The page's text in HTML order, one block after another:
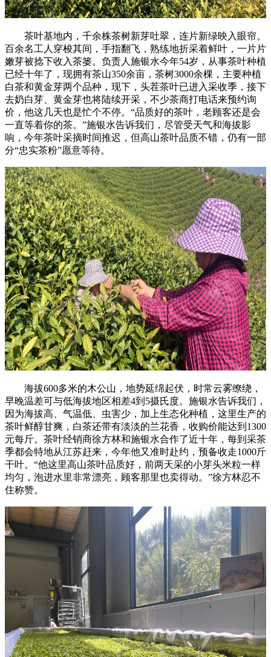
茶叶基地内，千余株茶树新芽吐翠，连片新绿映入眼帘。
百余名工人穿梭其间，手指翻飞，熟练地折采着鲜叶，一片片
嫩芽被捻下收入茶篓。负责人施银水今年54岁，从事茶叶种植
已经十年了，现拥有茶山350余亩，茶树3000余棵，主要种植
白茶和黄金芽两个品种，现下，头茬茶叶已进入采收季，接下
去奶白芽、黄金芽也将陆续开采，不少茶商打电话来预约询
价，他这几天也是忙个不停。“品质好的茶叶，老顾客还是会
一直等着你的茶。”施银水告诉我们，尽管受天气和海拔影
响，今年茶叶采摘时间推迟，但高山茶叶品质不错，仍有一部
分“忠实茶粉”愿意等待。
海拔600多米的木公山，地势延绵起伏，时常云雾缭绕，
早晚温差可与低海拔地区相差4到5摄氏度。施银水告诉我们，
因为海拔高、气温低、虫害少，加上生态化种植，这里生产的
茶叶鲜醇甘爽，白茶还带有淡淡的兰花香，收购价能达到1300
元每斤。茶叶经销商徐方林和施银水合作了近十年，每到采茶
季都会特地从江苏赶来，今年他又准时赴约，预备收走1000斤
干叶。“他这里高山茶叶品质好，前两天采的小芽头米粒一样
均匀，泡进水里非常漂亮，顾客那里也卖得动。”徐方林忍不
住称赞。